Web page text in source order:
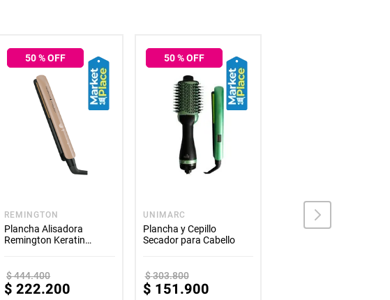
50% OFF
REMINGTON
Plancha Alisadora
Remington Keratin
Flotantes
$444.400
$ 222.200
50% OFF
UNIMARC
Plancha y Cepillo
Secador para Cabello
$303.800
$ 151.900
REMINGTON
Plancha para Cabello